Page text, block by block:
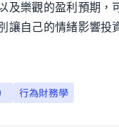
及樂觀的盈利預期，
讓自己的情緒影響投
行為財務學